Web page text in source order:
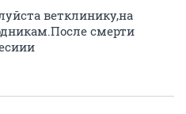
ветклинику,на
смерти